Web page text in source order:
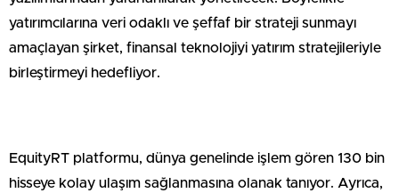
yatırımcılarına veri odaklı ve şeffaf bir strateji sunmayı
amaçlayan şirket, finansal teknolojiyi yatırım stratejileriyle
birleştirmeyi hedefliyor.
EquityRT platformu, dünya genelinde işlem gören 130 bin
hisseye kolay ulaşım sağlanmasına olanak tanıyor. Ayrıca,